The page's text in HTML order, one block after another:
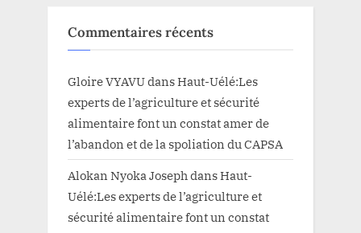
Commentaires récents
Gloire VYAVUdansHaut-Uélé:Les
experts de l’agriculture et sécurité
alimentaire font un constat amer de
l’abandon et de la spoliation du CAPSA
Alokan Nyoka JosephdansHaut-
Uélé:Les experts de l’agriculture et
sécurité alimentaire font un constat